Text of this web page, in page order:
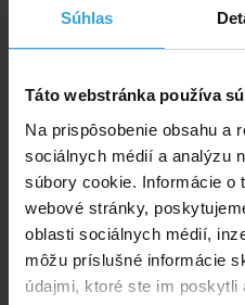
Súhlas
Táto webstránka používa
Na prispôsobenie obsahu a
sociálnych médií a analýzu
súbory cookie. Informácie o
webové stránky,
oblasti sociálnych médií,
môžu príslušné informácie
údajmi, ktoré ste im
Značka:
Dostupnost:Prodej
Spýtajte sa predavača
Podrobný popis
Podrobný popis
Nafukovacie detská